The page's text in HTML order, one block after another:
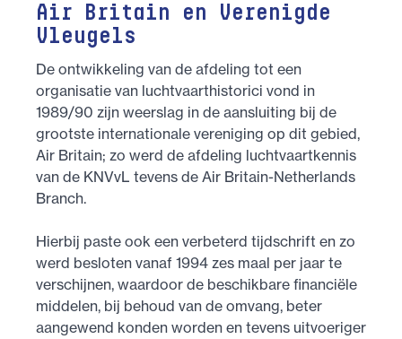
Air Britain en Verenigde
Vleugels
De ontwikkeling van de afdeling tot een
organisatie van luchtvaarthistorici vond in
1989/90 zijn weerslag in de aansluiting bij de
grootste internationale vereniging op dit gebied,
Air Britain; zo werd de afdeling luchtvaartkennis
van de KNVvL tevens de Air Britain-Netherlands
Branch.
Hierbij paste ook een verbeterd tijdschrift en zo
werd besloten vanaf 1994 zes maal per jaar te
verschijnen, waardoor de beschikbare financiële
middelen, bij behoud van de omvang, beter
aangewend konden worden en tevens uitvoeriger